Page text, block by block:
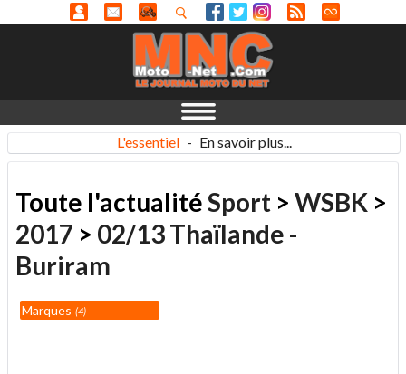
L'essentiel - En savoir plus...
Toute l'actualitéSport > WSBK >
2017 > 02/13 Thaïlande -
Buriram
Marques 4